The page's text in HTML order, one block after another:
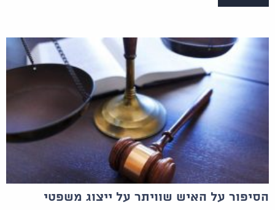
הסיפור על האיש שוויתר על ייצוג משפטי